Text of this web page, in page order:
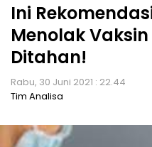
Ini
Menolak Vaksin
Ditahan!
Rabu, 30 Juni 2021 : 22.44
Tim Analisa